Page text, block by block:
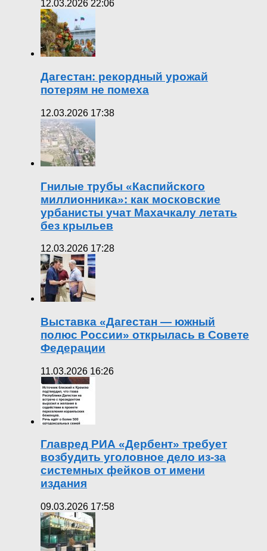
12.03.2026 22:06
Дагестан: рекордный урожай
потерям не помеха
12.03.2026 17:38
Гнилые трубы «Каспийского
миллионника»: как московские
урбанисты учат Махачкалу летать
без крыльев
12.03.2026 17:28
Выставка «Дагестан — южный
полюс России» открылась в Совете
Федерации
11.03.2026 16:26
Главред РИА «Дербент» требует
возбудить уголовное дело из-за
системных фейков от имени
издания
09.03.2026 17:58